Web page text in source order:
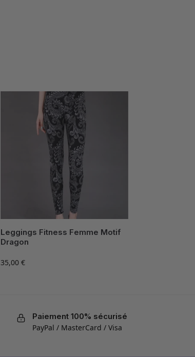
Leggings Fitness Femme Motif
Dragon
35,00€
Paiement 100% sécurisé
PayPal / MasterCard / Visa